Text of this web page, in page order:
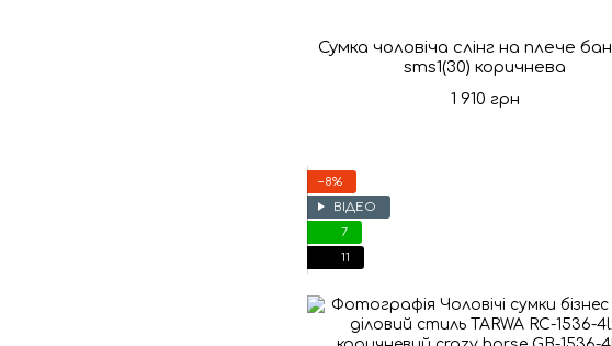
Сумка чоловіча слінг на плече
sms1(30) коричнева
1 910 грн
−8%
ВІДЕО
7
11